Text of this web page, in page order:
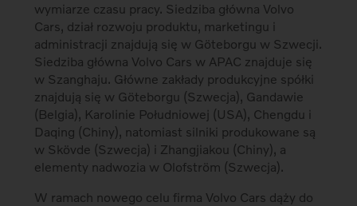
wymiarze czasu pracy. Siedziba główna Volvo
Cars, dział rozwoju produktu, marketingu i
administracji znajdują się w Göteborgu w Szwecji.
Siedziba główna Volvo Cars w APAC znajduje się
w Szanghaju. Główne zakłady produkcyjne spółki
znajdują się w Göteborgu (Szwecja), Gandawie
(Belgia), Karolinie Południowej (USA), Chengdu i
Daqing (Chiny), natomiast silniki produkowane są
w Skövde (Szwecja) i Zhangjiakou (Chiny), a
elementy nadwozia w Olofström (Szwecja).
W ramach nowego celu firma Volvo Cars dąży do